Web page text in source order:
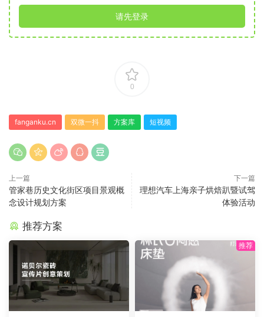
请先登录
0
fanganku.cn 双微一抖 方案库 短视频
上一篇
管家巷历史文化街区项目景观概
念设计规划方案
下一篇
理想汽车上海亲子烘焙趴暨试驾
体验活动
推荐方案